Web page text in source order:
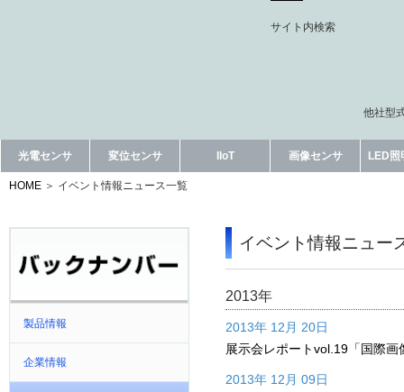
サイト内検索
他社型
光電センサ 変位センサ IIoT 画像センサ LED照
HOME イベント情報ニュース一覧
製品情報
企業情報
イベント情報ニュー
2013年
2013年 12月 20日
展示会レポートvol.19「国際画
2013年 12月 09日